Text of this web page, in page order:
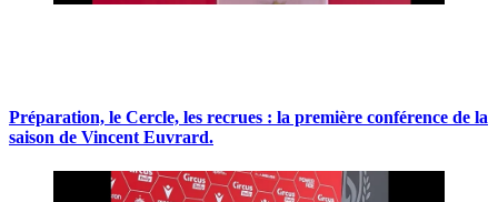
Préparation, le Cercle, les recrues : la première conférence de la
saison de Vincent Euvrard.